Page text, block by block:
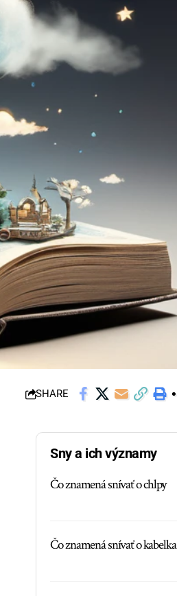
SHARE
Sny a ich významy
Čo znamená snívať o chlpy
Čo znamená snívať o kabelka